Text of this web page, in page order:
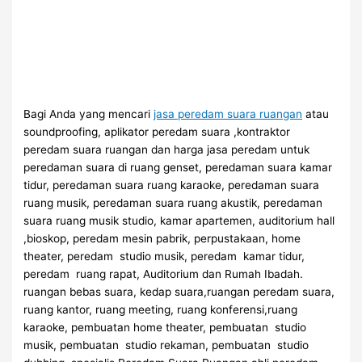
Bagi Anda yang mencarijasa peredam suara ruangan atau
soundproofing, aplikator peredam suara ,kontraktor
peredam suara ruangan dan harga jasa peredam untuk
peredaman suara di ruang genset, peredaman suara kamar
tidur, peredaman suara ruang karaoke, peredaman suara
ruang musik, peredaman suara ruang akustik, peredaman
suara ruang musik studio, kamar apartemen, auditorium hall
,bioskop, peredam mesin pabrik, perpustakaan, home
theater, peredam studio musik, peredam kamar tidur,
peredam ruang rapat, Auditorium dan Rumah Ibadah.
ruangan bebas suara, kedap suara,ruangan peredam suara,
ruang kantor, ruang meeting, ruang konferensi,ruang
karaoke, pembuatan home theater, pembuatan studio
musik, pembuatan studio rekaman, pembuatan studio